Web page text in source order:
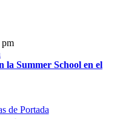
pm
la Summer School en el
de Portada